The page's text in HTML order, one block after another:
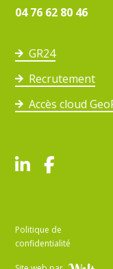
04 76 62 80 46
GR24
Recrutement
Accès cloud
Politique de
confidentialité